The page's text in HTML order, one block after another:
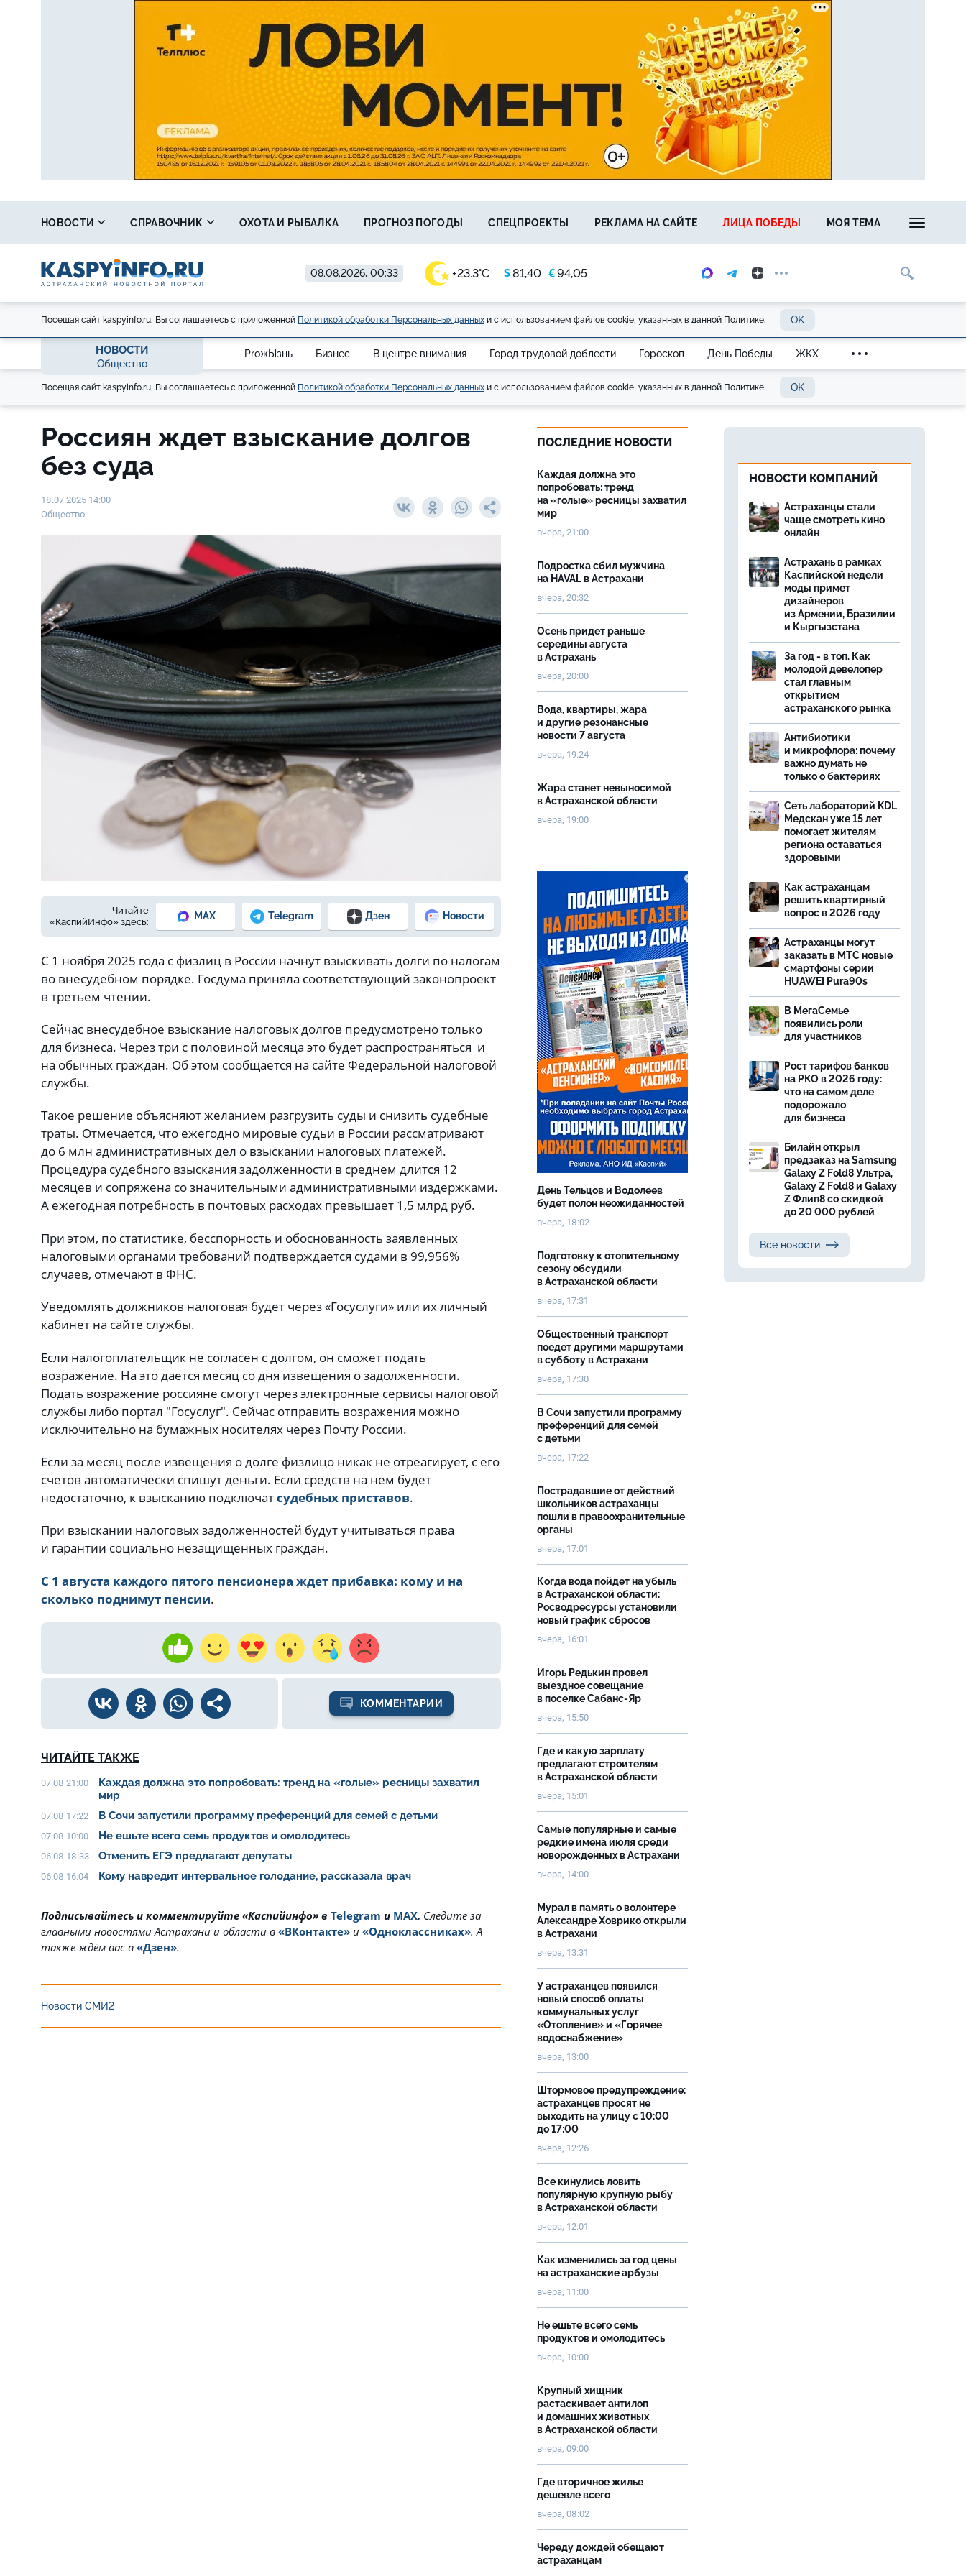
08.08.2026, 00:33 +23.3°C $81,40 €94,05
НОВОСТИ СПРАВОЧНИК ОХОТА И РЫБАЛКА ПРОГНОЗ ПОГОДЫ СПЕЦПРОЕКТЫ РЕКЛАМА НА САЙТЕ ЛИЦА ПОБЕДЫ МОЯ ТЕМА
Посещая сайт kaspyinfo.ru, Вы соглашаетесь с приложенной Политикой обработки Персональных данных и с использованием файлов cookie, указанных в данной Политике. OK
НОВОСТИ
Общество
ProжЫзнь Бизнес В центре внимания Город трудовой доблести Гороскоп День Победы ЖКХ
Посещая сайт kaspyinfo.ru, Вы соглашаетесь с приложенной Политикой обработки Персональных данных и с использованием файлов cookie, указанных в данной Политике. OK
Россиян ждет взыскание долгов
без суда
18.07.2025 14:00
Общество
Читайте
«КаспийИнфо» здесь:
MAX Telegram Дзен Новости
С 1 ноября 2025 года с физлиц в России начнут взыскивать долги по налогам
во внесудебном порядке. Госдума приняла соответствующий законопроект
в третьем чтении.
Сейчас внесудебное взыскание налоговых долгов предусмотрено только
для бизнеса. Через три с половиной месяца это будет распространяться и
на обычных граждан. Об этом сообщается на сайте Федеральной налоговой
службы.
Такое решение объясняют желанием разгрузить суды и снизить судебные
траты. Отмечается, что ежегодно мировые судьи в России рассматривают
до 6 млн административных дел о взыскании налоговых платежей.
Процедура судебного взыскания задолженности в среднем длится 12
месяцев и сопряжена со значительными административными издержками.
А ежегодная потребность в почтовых расходах превышает 1,5 млрд руб.
При этом, по статистике, бесспорность и обоснованность заявленных
налоговыми органами требований подтверждается судами в 99,956%
случаев, отмечают в ФНС.
Уведомлять должников налоговая будет через «Госуслуги» или их личный
кабинет на сайте службы.
Если налогоплательщик не согласен с долгом, он сможет подать
возражение. На это дается месяц со дня извещения о задолженности.
Подать возражение россияне смогут через электронные сервисы налоговой
службы либо портал "Госуслуг". Сейчас отправить возражения можно
исключительно на бумажных носителях через Почту России.
Если за месяц после извещения о долге физлицо никак не отреагирует, с его
счетов автоматически спишут деньги. Если средств на нем будет
недостаточно, к взысканию подключатсудебных приставов.
При взыскании налоговых задолженностей будут учитываться права
и гарантии социально незащищенных граждан.
С 1 августа каждого пятого пенсионера ждет прибавка: кому и на
сколько поднимут пенсии.
КОММЕНТАРИИ
ЧИТАЙТЕ ТАКЖЕ
07.08 21:00
Каждая должна это попробовать: тренд на «голые» ресницы захватил
мир
07.08 17:22 В Сочи запустили программу преференций для семей с детьми
07.08 10:00 Не ешьте всего семь продуктов и омолодитесь
06.08 18:33 Отменить ЕГЭ предлагают депутаты
06.08 16:04 Кому навредит интервальное голодание, рассказала врач
Подписывайтесь и комментируйте «Каспийинфо» в Telegram и MAX. Cледите за
главными новостями Астрахани и области в «ВКонтакте» и «Одноклассниках». А
также ждём вас в «Дзен».
Новости СМИ2
ПОСЛЕДНИЕ НОВОСТИ
Каждая должна это
попробовать: тренд
на «голые» ресницы захватил
мир
вчера, 21:00
Подростка сбил мужчина
на HAVAL в Астрахани
вчера, 20:32
Осень придет раньше
середины августа
в Астрахань
вчера, 20:00
Вода, квартиры, жара
и другие резонансные
новости 7 августа
вчера, 19:24
Жара станет невыносимой
в Астраханской области
вчера, 19:00
День Тельцов и Водолеев
будет полон неожиданностей
вчера, 18:02
Подготовку к отопительному
сезону обсудили
в Астраханской области
вчера, 17:31
Общественный транспорт
поедет другими маршрутами
в субботу в Астрахани
вчера, 17:30
В Сочи запустили программу
преференций для семей
с детьми
вчера, 17:22
Пострадавшие от действий
школьников астраханцы
пошли в правоохранительные
органы
вчера, 17:01
Когда вода пойдет на убыль
в Астраханской области:
Росводресурсы установили
новый график сбросов
вчера, 16:01
Игорь Редькин провел
выездное совещание
в поселке Сабанс-Яр
вчера, 15:50
Где и какую зарплату
предлагают строителям
в Астраханской области
вчера, 15:01
Самые популярные и самые
редкие имена июля среди
новорожденных в Астрахани
вчера, 14:00
Мурал в память о волонтере
Александре Ховрико открыли
в Астрахани
вчера, 13:31
У астраханцев появился
новый способ оплаты
коммунальных услуг
«Отопление» и «Горячее
водоснабжение»
вчера, 13:00
Штормовое предупреждение:
астраханцев просят не
выходить на улицу с 10:00
до 17:00
вчера, 12:26
Все кинулись ловить
популярную крупную рыбу
в Астраханской области
вчера, 12:01
Как изменились за год цены
на астраханские арбузы
вчера, 11:00
Не ешьте всего семь
продуктов и омолодитесь
вчера, 10:00
Крупный хищник
растаскивает антилоп
и домашних животных
в Астраханской области
вчера, 09:00
Где вторичное жилье
дешевле всего
вчера, 08:02
Череду дождей обещают
астраханцам
НОВОСТИ КОМПАНИЙ
Астраханцы стали
чаще смотреть кино
онлайн
Астрахань в рамках
Каспийской недели
моды примет
дизайнеров
из Армении, Бразилии
и Кыргызстана
За год - в топ. Как
молодой девелопер
стал главным
открытием
астраханского рынка
Антибиотики
и микрофлора: почему
важно думать не
только о бактериях
Сеть лабораторий KDL
Медскан уже 15 лет
помогает жителям
региона оставаться
здоровыми
Как астраханцам
решить квартирный
вопрос в 2026 году
Астраханцы могут
заказать в МТС новые
смартфоны серии
HUAWEI Pura90s
В МегаСемье
появились роли
для участников
Рост тарифов банков
на РКО в 2026 году:
что на самом деле
подорожало
для бизнеса
Билайн открыл
предзаказ на Samsung
Galaxy Z Fold8 Ультра,
Galaxy Z Fold8 и Galaxy
Z Флип8 со скидкой
до 20 000 рублей
Все новости